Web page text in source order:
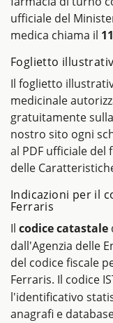
ufficiale del
medica chiama il
Foglietto
Il foglietto
medicinale
gratuitamente sulla
nostro sito ogni
al PDF ufficiale
delle
Indicazioni per il
Ferraris
Il codice catastale
dall'Agenzia delle
del codice fiscale
Ferraris. Il codice
l'identificativo
anagrafi e